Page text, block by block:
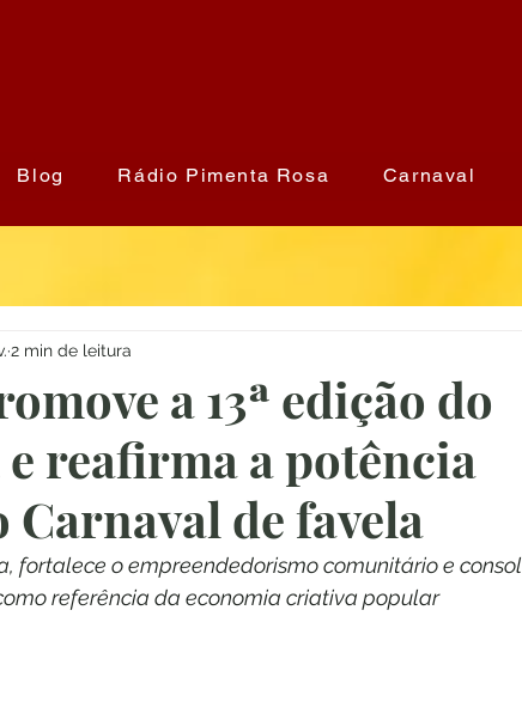
Blog Rádio Pimenta Rosa Carnaval
a 13ª edição do
reafirma a potência
de favela
2 min de leitura
fortalece o empreendedorismo comunitário e
referência da economia criativa popular